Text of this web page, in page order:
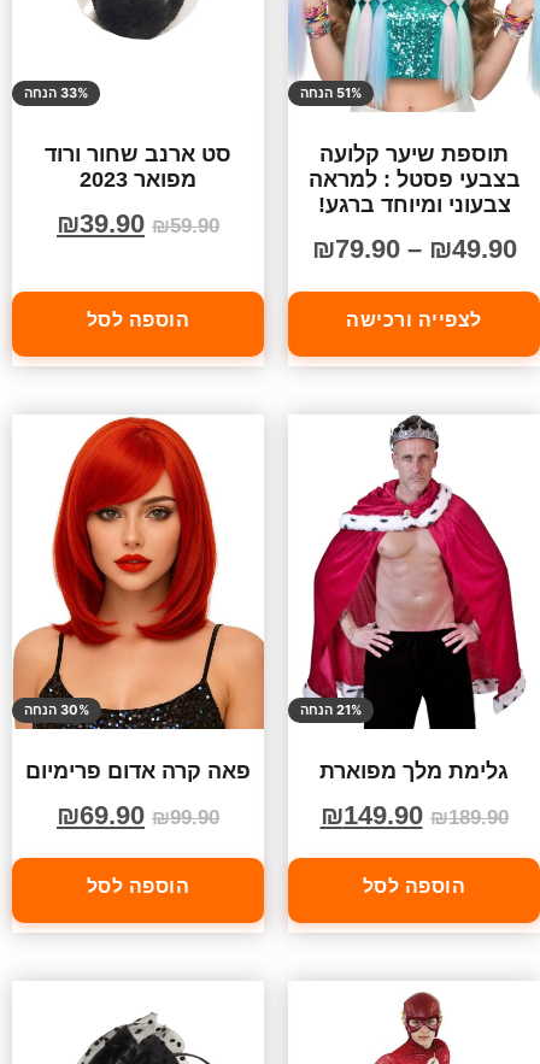
51% הנחה
תוספת שיער קלועה
בצבעי פסטל : למראה
צבעוני ומיוחד ברגע!
₪49.90
–
₪79.90
לצפייה ורכישה
33% הנחה
סט ארנב שחור ורוד
מפואר 2023
₪59.90
₪39.90
הוספה לסל
21% הנחה
גלימת מלך מפוארת
₪189.90
₪149.90
הוספה לסל
30% הנחה
פאה קרה אדום פרימיום
₪99.90
₪69.90
הוספה לסל